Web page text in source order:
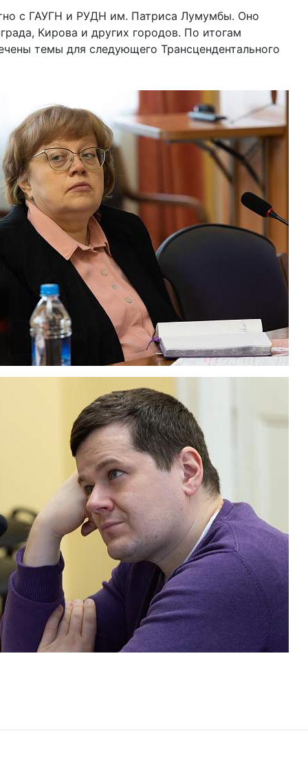
с ГАУГН и РУДН им. Патриса Лумумбы. Оно
Кирова и других городов. По итогам
темы для следующего Трансцендентального